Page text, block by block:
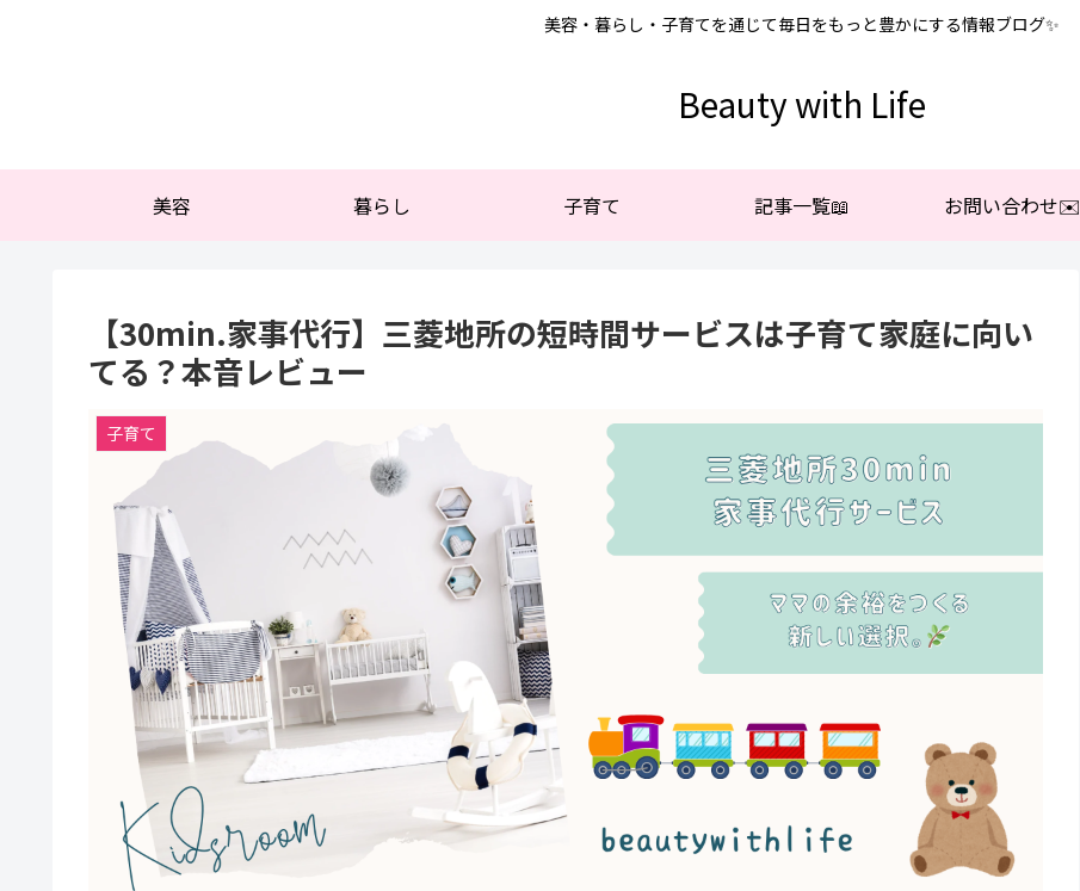
美容・暮らし・子育てを通じて毎日をもっと豊かにする情報ブログ✨
Beauty with Life
美容 暮らし 子育て 記事一覧📖 お問い合わせ✉️
【30min.家事代行】三菱地所の短時間サービスは子育て家庭に向い
てる？本音レビュー
子育て